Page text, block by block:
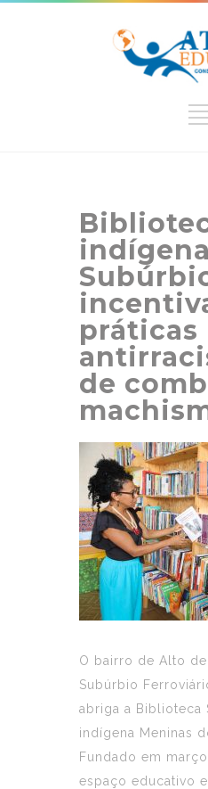
práticas
de
O bairro de Alto
Subúrbio
abriga a Biblioteca
indígena Meninas
Fundado em
espaço educativo